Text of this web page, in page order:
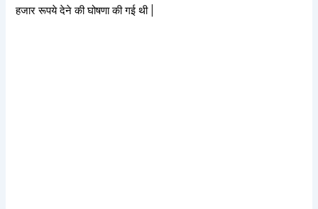
हजार रूपये देने की घोषणा की गई थी |